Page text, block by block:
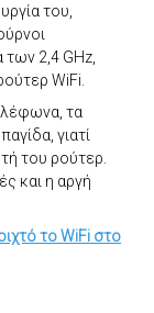
του,
2,4 GHz,
WiFi.
τα
γιατί
του ρούτερ.
και η αργή
το WiFi στο